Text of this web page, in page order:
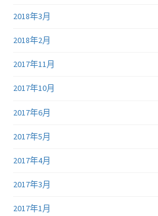
2018年3月
2018年2月
2017年11月
2017年10月
2017年6月
2017年5月
2017年4月
2017年3月
2017年1月